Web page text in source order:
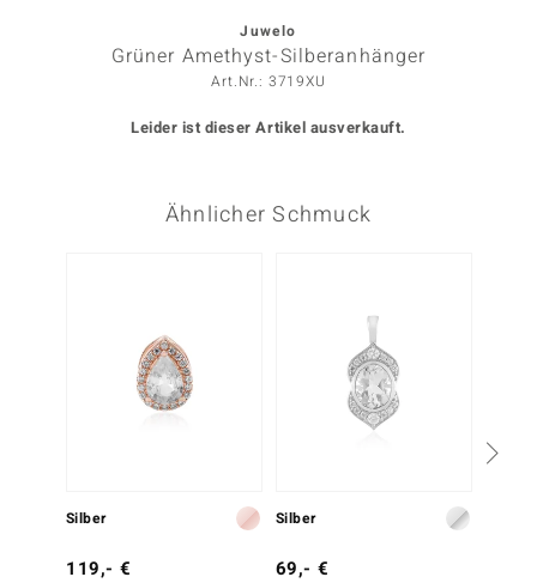
BY DE MELO
Juwelo
Grüner Amethyst-Silberanhänger
Art.Nr.: 3719XU
Leider ist dieser Artikel ausverkauft.
Ähnlicher Schmuck
Silber
119,- €
Silber
69,- €